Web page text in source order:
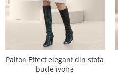
Palton Effect elegant din stofa
bucle ivoire